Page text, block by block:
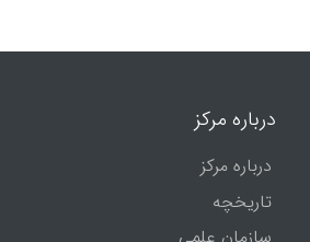
درباره مرکز
درباره مرکز
تاریخچه